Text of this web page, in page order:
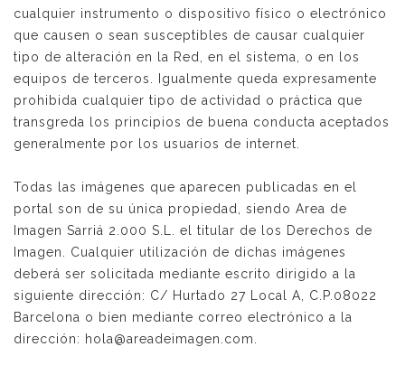
cualquier instrumento o dispositivo físico o electrónico
que causen o sean susceptibles de causar cualquier
tipo de alteración en la Red, en el sistema, o en los
equipos de terceros. Igualmente queda expresamente
prohibida cualquier tipo de actividad o práctica que
transgreda los principios de buena conducta aceptados
generalmente por los usuarios de internet.
Todas las imágenes que aparecen publicadas en el
portal son de su única propiedad, siendo Area de
Imagen Sarriá 2.000 S.L. el titular de los Derechos de
Imagen. Cualquier utilización de dichas imágenes
deberá ser solicitada mediante escrito dirigido a la
siguiente dirección: C/ Hurtado 27 Local A, C.P.08022
Barcelona o bien mediante correo electrónico a la
dirección: hola@areadeimagen.com.